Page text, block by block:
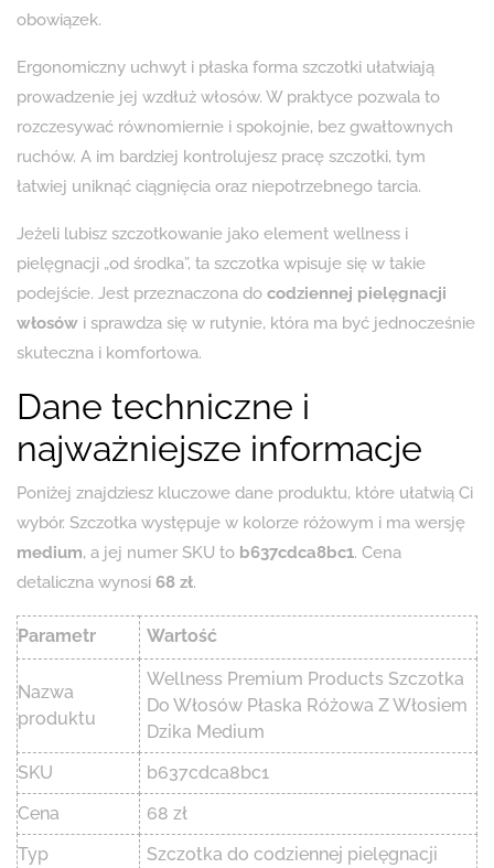
obowiązek.
Ergonomiczny uchwyt i płaska forma szczotki ułatwiają
prowadzenie jej wzdłuż włosów. W praktyce pozwala to
rozczesywać równomiernie i spokojnie, bez gwałtownych
ruchów. A im bardziej kontrolujesz pracę szczotki, tym
łatwiej uniknąć ciągnięcia oraz niepotrzebnego tarcia.
Jeżeli lubisz szczotkowanie jako element wellness i
pielęgnacji „od środka”, ta szczotka wpisuje się w takie
podejście. Jest przeznaczona do codziennej pielęgnacji
włosów i sprawdza się w rutynie, która ma być jednocześnie
skuteczna i komfortowa.
Dane techniczne i
najważniejsze informacje
Poniżej znajdziesz kluczowe dane produktu, które ułatwią Ci
wybór. Szczotka występuje w kolorze różowym i ma wersję
medium, a jej numer SKU to b637cdca8bc1. Cena
detaliczna wynosi 68 zł.
Parametr Wartość
Nazwa
produktu
Wellness Premium Products Szczotka
Do Włosów Płaska Różowa Z Włosiem
Dzika Medium
SKU
b637cdca8bc1
Cena
68 zł
Typ
Szczotka do codziennej pielęgnacji